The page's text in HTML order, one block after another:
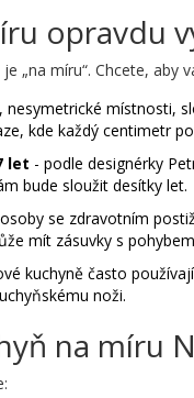
opravdu
„na míru“. Chcete,
nesymetrické místnosti,
kde každý centimetr
let - podle designérky
bude sloužit desítky let.
se zdravotním
mít zásuvky s
kuchyně často
noži.
na míru